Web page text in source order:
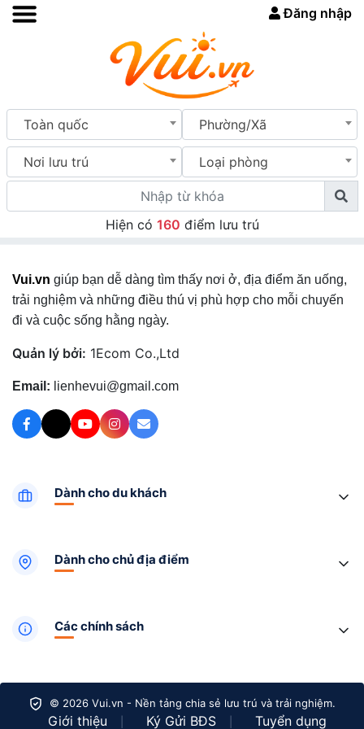
Đăng nhập
Toàn quốc Phường/Xã
Nơi lưu trú Loại phòng
Hiện có 160 điểm lưu trú
Vui.vn giúp bạn dễ dàng tìm thấy nơi ở, địa điểm ăn uống,
trải nghiệm và những điều thú vị phù hợp cho mỗi chuyến
đi và cuộc sống hằng ngày.
Quản lý bởi: 1Ecom Co.,Ltd
Email: lienhevui@gmail.com
Dành cho du khách
Dành cho chủ địa điểm
Các chính sách
© 2026 Vui.vn - Nền tảng chia sẻ lưu trú và trải nghiệm.
Giới thiệu Ký Gửi BĐS Tuyển dụng